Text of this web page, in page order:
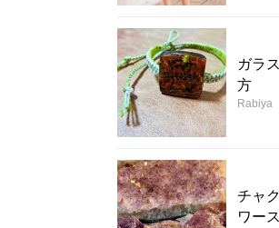
ガラ
方
Rabiya
チャ
ワー